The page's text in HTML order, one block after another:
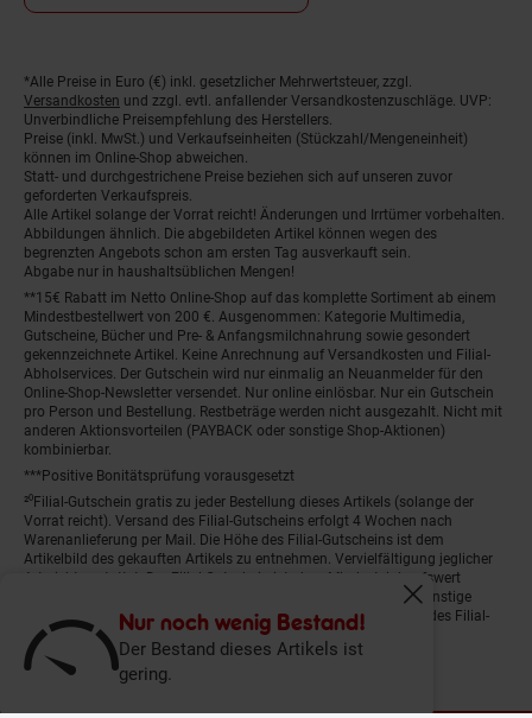
Nur noch wenig Bestand!
Der Bestand dieses Artikels ist
gering.
Fenster
Fußnoten
*Alle Preise in Euro (€) inkl. gesetzlicher Mehrwertsteuer, zzgl.
Versandkosten und zzgl. evtl. anfallender Versandkostenzuschläge. UVP:
Unverbindliche Preisempfehlung des Herstellers.
Preise (inkl. MwSt.) und Verkaufseinheiten (Stückzahl/Mengeneinheit)
können im Online-Shop abweichen.
Statt- und durchgestrichene Preise beziehen sich auf unseren zuvor
geforderten Verkaufspreis.
Alle Artikel solange der Vorrat reicht! Änderungen und Irrtümer vorbehalten.
Abbildungen ähnlich. Die abgebildeten Artikel können wegen des
begrenzten Angebots schon am ersten Tag ausverkauft sein.
Abgabe nur in haushaltsüblichen Mengen!
**15€ Rabatt im Netto Online-Shop auf das komplette Sortiment ab einem
Mindestbestellwert von 200 €. Ausgenommen: Kategorie Multimedia,
Gutscheine, Bücher und Pre- & Anfangsmilchnahrung sowie gesondert
gekennzeichnete Artikel. Keine Anrechnung auf Versandkosten und Filial-
Abholservices. Der Gutschein wird nur einmalig an Neuanmelder für den
Online-Shop-Newsletter versendet. Nur online einlösbar. Nur ein Gutschein
pro Person und Bestellung. Restbeträge werden nicht ausgezahlt. Nicht mit
anderen Aktionsvorteilen (PAYBACK oder sonstige Shop-Aktionen)
kombinierbar.
***Positive Bonitätsprüfung vorausgesetzt
²⁰Filial-Gutschein gratis zu jeder Bestellung dieses Artikels (solange der
Vorrat reicht). Versand des Filial-Gutscheins erfolgt 4 Wochen nach
Warenanlieferung per Mail. Die Höhe des Filial-Gutscheins ist dem
Artikelbild des gekauften Artikels zu entnehmen. Vervielfältigung jeglicher
Art nicht gestattet. Der Filial-Gutschein ist ohne Mindesteinkaufswert
einlösbar. Nicht mit anderen Aktionsvorteilen (PAYBACK oder sonstige
Shop-Aktionen) kombinierbar. Der jeweilige Gültigkeitszeitraum des Filial-
Gutscheins ist darauf vermerkt.